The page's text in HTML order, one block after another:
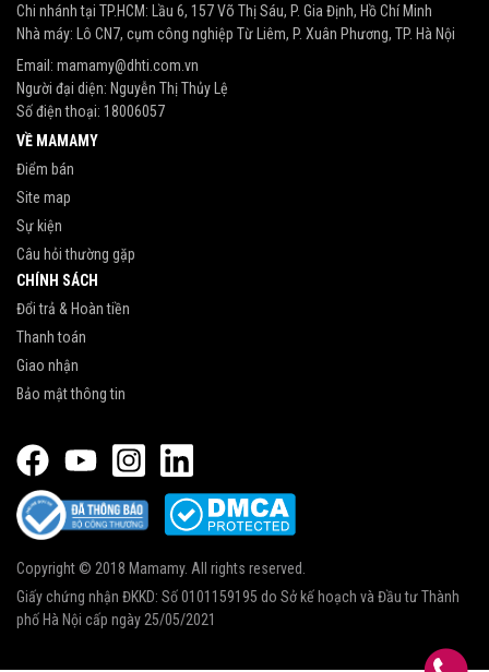
Chi nhánh tại TP.HCM: Lầu 6, 157 Võ Thị Sáu, P. Gia Định, Hồ Chí Minh
Nhà máy: Lô CN7, cụm công nghiệp Từ Liêm, P. Xuân Phương, TP. Hà Nội
Email: mamamy@dhti.com.vn
Người đại diện: Nguyễn Thị Thủy Lệ
Số điện thoại: 18006057
VỀ MAMAMY
Điểm bán
Site map
Sự kiện
Câu hỏi thường gặp
CHÍNH SÁCH
Đổi trả & Hoàn tiền
Thanh toán
Giao nhận
Bảo mật thông tin
Copyright © 2018 Mamamy. All rights reserved.
Giấy chứng nhận ĐKKD: Số 0101159195 do Sở kế hoạch và Đầu tư Thành
phố Hà Nội cấp ngày 25/05/2021